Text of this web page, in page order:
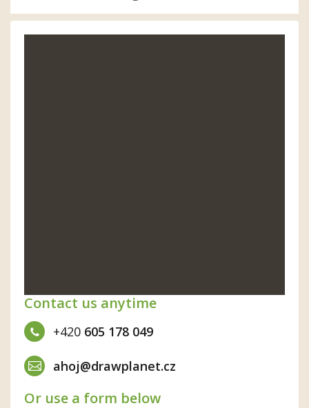
Contact us anytime
+420 605 178 049
ahoj@drawplanet.cz
Or use a form below